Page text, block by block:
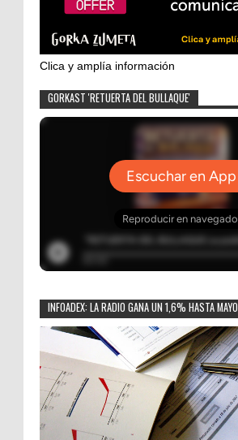
Clica y amplía información
GORKAST 'RETUERTA DEL BULLAQUE'
INFOADEX: LA RADIO GANA UN 1,6% HASTA MAYO